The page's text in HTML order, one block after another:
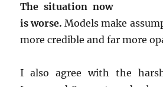
The situation now
is worse. Models make
more credible and far more
I also agree with the